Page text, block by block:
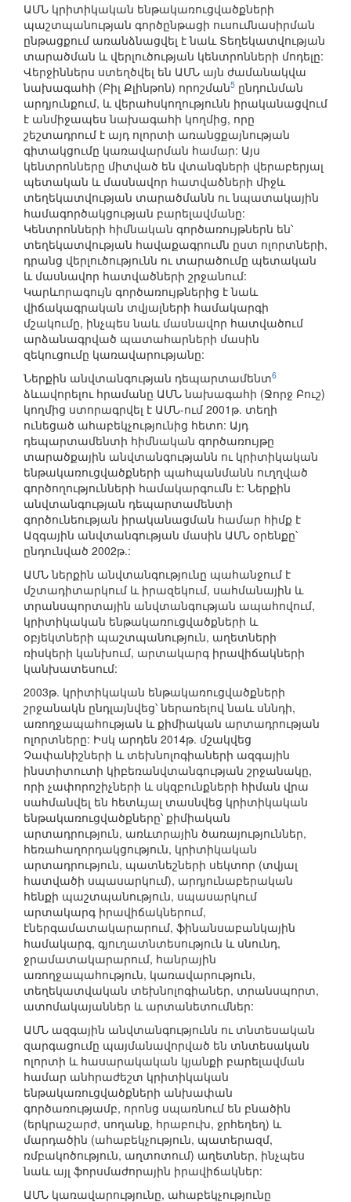
ԱՄՆ կրիտիկական ենթակառուցվածքների
պաշտպանության գործընթացի ուսումնասիրման
ընթացքում առանձնացվել է նաև Տեղեկատվության
տարածման և վերլուծության կենտրոնների մոդելը:
Վերջիններս ստեղծվել են ԱՄՆ այն ժամանակվա
նախագահի (Բիլ Քլինթոն) որոշման5 ընդունման
արդյունքում, և վերահսկողությունն իրականացվում
է անմիջապես նախագահի կողմից, որը
շեշտադրում է այդ ոլորտի առանցքայնության
գիտակցումը կառավարման համար: Այս
կենտրոնները միտված են վտանգների վերաբերյալ
պետական և մասնավոր հատվածների միջև
տեղեկատվության տարածմանն ու նպատակային
համագործակցության բարելավմանը:
Կենտրոնների հիմնական գործառույթներն են՝
տեղեկատվության հավաքագրումն ըստ ոլորտների,
դրանց վերլուծությունն ու տարածումը պետական
և մասնավոր հատվածների շրջանում:
Կարևորագույն գործառույթներից է նաև
վիճակագրական տվյալների համակարգի
մշակումը, ինչպես նաև մասնավոր հատվածում
արձանագրված պատահարների մասին
զեկուցումը կառավարությանը:
Ներքին անվտանգության դեպարտամենտ6
ձևավորելու հրամանը ԱՄՆ նախագահի (Ջորջ Բուշ)
կողմից ստորագրվել է ԱՄՆ-ում 2001թ. տեղի
ունեցած ահաբեկչությունից հետո: Այդ
դեպարտամենտի հիմնական գործառույթը
տարածքային անվտանգությանն ու կրիտիկական
ենթակառուցվածքների պահպանմանն ուղղված
գործողությունների համակարգումն է: Ներքին
անվտանգության դեպարտամենտի
գործունեության իրականացման համար հիմք է
Ազգային անվտանգության մասին ԱՄՆ օրենքը՝
ընդունված 2002թ.:
ԱՄՆ ներքին անվտանգությունը պահանջում է
մշտադիտարկում և իրազեկում, սահմանային և
տրանսպորտային անվտանգության ապահովում,
կրիտիկական ենթակառուցվածքների և
օբյեկտների պաշտպանություն, աղետների
ռիսկերի կանխում, արտակարգ իրավիճակների
կանխատեսում:
2003թ. կրիտիկական ենթակառուցվածքների
շրջանակն ընդլայնվեց՝ ներառելով նաև սննդի,
առողջապահության և քիմիական արտադրության
ոլորտները: Իսկ արդեն 2014թ. մշակվեց
Չափանիշների և տեխնոլոգիաների ազգային
ինստիտուտի կիբեռանվտանգության շրջանակը,
որի չափորոշիչների և սկզբունքների հիման վրա
սահմանվել են հետևյալ տասնվեց կրիտիկական
ենթակառուցվածքները՝ քիմիական
արտադրություն, առևտրային ծառայություններ,
հեռահաղորդակցություն, կրիտիկական
արտադրություն, պատնեշների սեկտոր (տվյալ
հատվածի սպասարկում), արդյունաբերական
հենքի պաշտպանություն, սպասարկում
արտակարգ իրավիճակներում,
էներգամատակարարում, ֆինանսաբանկային
համակարգ, գյուղատնտեսություն և սնունդ,
ջրամատակարարում, հանրային
առողջապահություն, կառավարություն,
տեղեկատվական տեխնոլոգիաներ, տրանսպորտ,
ատոմակայաններ և արտանետումներ:
ԱՄՆ ազգային անվտանգությունն ու տնտեսական
զարգացումը պայմանավորված են տնտեսական
ոլորտի և հասարակական կյանքի բարելավման
համար անհրաժեշտ կրիտիկական
ենթակառուցվածքների անխափան
գործառությամբ, որոնց սպառնում են բնածին
(երկրաշարժ, սողանք, հրաբուխ, ջրհեղեղ) և
մարդածին (ահաբեկչություն, պատերազմ,
ռմբակոծություն, աղտոտում) աղետներ, ինչպես
նաև այլ ֆորսմաժորային իրավիճակներ:
ԱՄՆ կառավարությունը, ահաբեկչությունը